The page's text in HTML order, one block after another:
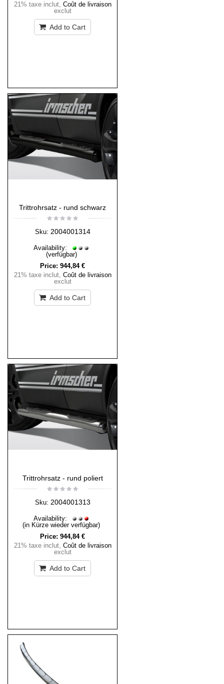
21% taxe inclut, Coût de livraison
exclut
Add to Cart
Trittrohrsatz - rund schwarz
Sku: 2004001314
Availability:
(verfügbar)
Price: 944,84 €
21% taxe inclut, Coût de livraison
exclut
Add to Cart
Trittrohrsatz - rund poliert
Sku: 2004001313
Availability:
(in Kürze wieder verfügbar)
Price: 944,84 €
21% taxe inclut, Coût de livraison
exclut
Add to Cart